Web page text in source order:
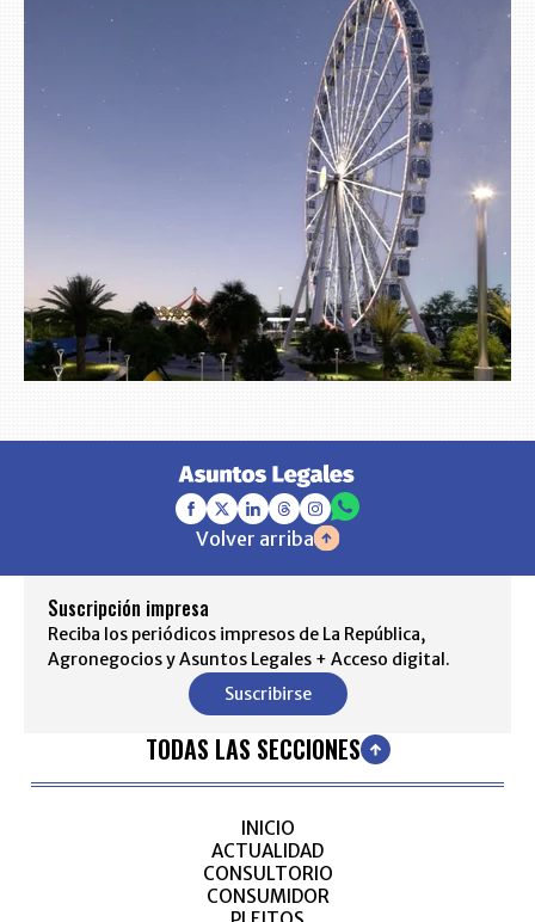
Volver arriba
Suscripción impresa
Reciba los periódicos impresos de La República,
Agronegocios y Asuntos Legales + Acceso digital.
Suscribirse
TODAS LAS SECCIONES
INICIO
ACTUALIDAD
CONSULTORIO
CONSUMIDOR